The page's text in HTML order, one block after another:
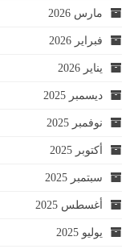
مارس 2026
فبراير 2026
يناير 2026
ديسمبر 2025
نوفمبر 2025
أكتوبر 2025
سبتمبر 2025
أغسطس 2025
يوليو 2025